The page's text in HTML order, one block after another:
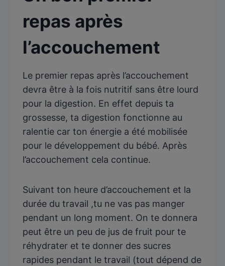
repas après
l’accouchement
Le premier repas après l’accouchement
devra être à la fois nutritif sans être lourd
pour la digestion. En effet depuis ta
grossesse, ta digestion fonctionne au
ralentie car ton énergie a été mobilisée
pour le développement du bébé. Après
l’accouchement cela continue.
Suivant ton heure d’accouchement et la
durée du travail ,tu ne vas pas manger
pendant un long moment. On te donnera
peut être un peu de jus de fruit pour te
réhydrater et te donner des sucres
rapides pendant le travail (tout dépend de